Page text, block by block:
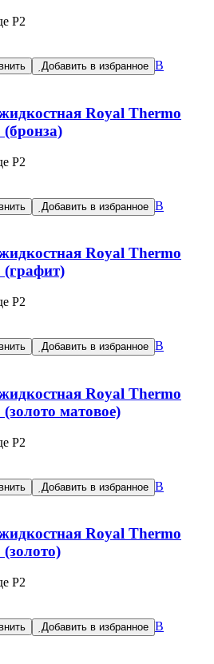
Р2
Добавить в избранное В
Royal Thermo
Р2
Добавить в избранное В
Royal Thermo
(графит)
Р2
Добавить в избранное В
Royal Thermo
матовое)
Р2
Добавить в избранное В
Royal Thermo
Р2
Добавить в избранное В